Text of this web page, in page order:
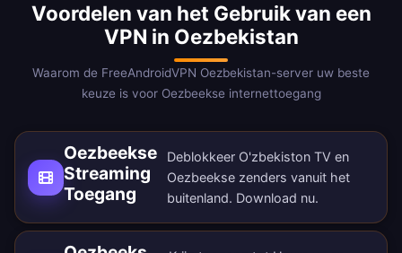
Voordelen van het Gebruik van een
VPN in Oezbekistan
Waarom de FreeAndroidVPN Oezbekistan-server uw beste
keuze is voor Oezbeekse internettoegang
Oezbeekse
Streaming
Toegang
Deblokkeer O'zbekiston TV en
Oezbeekse zenders vanuit het
buitenland. Download nu.